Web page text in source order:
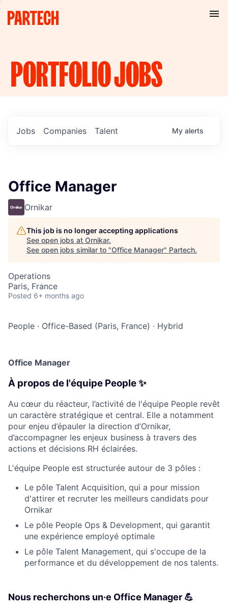
PORTFOLIOJOBS
Jobs Companies Talent My alerts
Office Manager
Ornikar
This job is no longer accepting applications
See open jobs at Ornikar.
See open jobs similar to "Office Manager" Partech.
Operations
Paris, France
Posted 6+ months ago
People · Office-Based (Paris, France) · Hybrid
Office Manager
À propos de l'équipe People ✨
Au cœur du réacteur, l’activité de l'équipe People revêt
un caractère stratégique et central. Elle a notamment
pour enjeu d’épauler la direction d’Ornikar,
d’accompagner les enjeux business à travers des
actions et décisions RH éclairées.
L'équipe People est structurée autour de 3 pôles :
Le pôle Talent Acquisition, qui a pour mission
d'attirer et recruter les meilleurs candidats pour
Ornikar
Le pôle People Ops & Development, qui garantit
une expérience employé optimale
Le pôle Talent Management, qui s'occupe de la
performance et du développement de nos talents.
Nous recherchons un·e Office Manager 💪